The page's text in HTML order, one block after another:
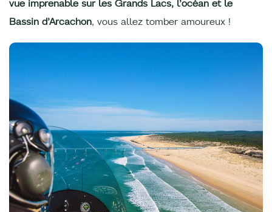
vue imprenable sur les Grands Lacs, l’océan et le
Bassin d’Arcachon, vous allez tomber amoureux !